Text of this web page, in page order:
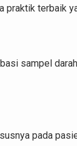
praktik terbaik
sampel
pada